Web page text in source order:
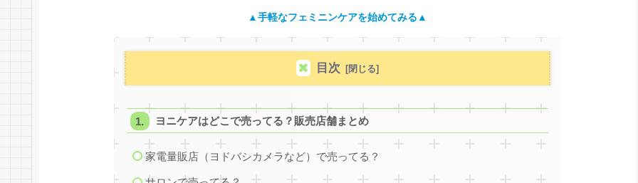
▲手軽なフェミニンケアを始めてみる▲
目次
ヨニケアはどこで売ってる？販売店舗まとめ
家電量販店（ヨドバシカメラなど）で売ってる？